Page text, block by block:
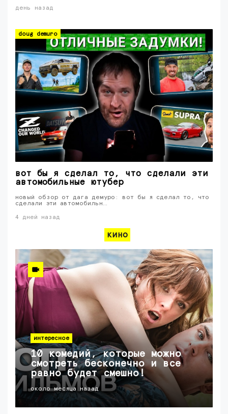
день назад
doug demuro
вот бы я сделал то, что сделали эти
автомобильные ютубер
новый обзор от дага демуро: вот бы я сделал то, что
сделали эти автомобильн…
4 дней назад
кино
интересное
10 комедий, которые можно
смотреть бесконечно и все
равно будет смешно!
около месяца назад